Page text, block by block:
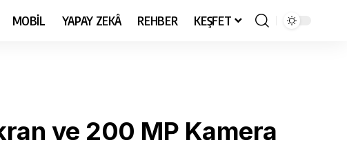
MOBİL YAPAY ZEKÂ REHBER KEŞFET
ve 200 MP Kamera